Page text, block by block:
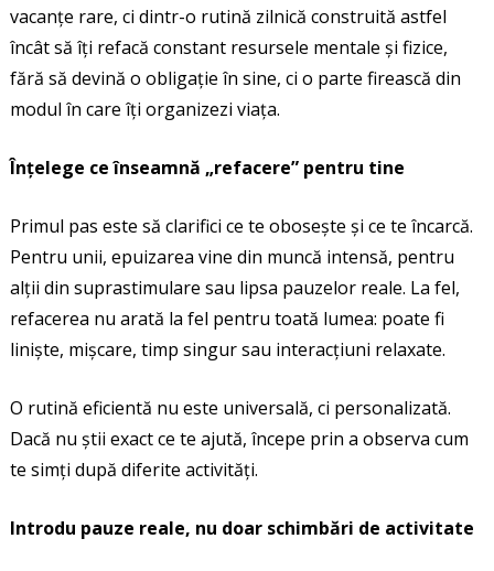
vacanțe rare, ci dintr-o rutină zilnică construită astfel
încât să îți refacă constant resursele mentale și fizice,
fără să devină o obligație în sine, ci o parte firească din
modul în care îți organizezi viața.
Înțelege ce înseamnă „refacere” pentru tine
Primul pas este să clarifici ce te obosește și ce te încarcă.
Pentru unii, epuizarea vine din muncă intensă, pentru
alții din suprastimulare sau lipsa pauzelor reale. La fel,
refacerea nu arată la fel pentru toată lumea: poate fi
liniște, mișcare, timp singur sau interacțiuni relaxate.
O rutină eficientă nu este universală, ci personalizată.
Dacă nu știi exact ce te ajută, începe prin a observa cum
te simți după diferite activități.
Introdu pauze reale, nu doar schimbări de activitate